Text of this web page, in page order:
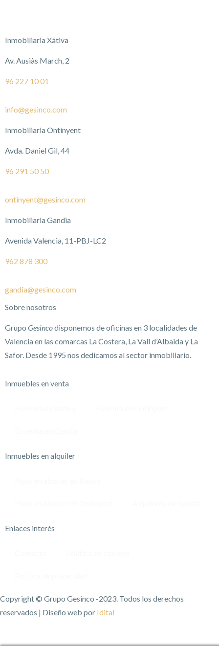
Inmobiliaria Xátiva
Av. Ausiàs March, 2
96 227 10 01
info@gesinco.com
Inmobiliaria Ontinyent
Avda. Daniel Gil, 44
96 291 50 50
ontinyent@gesinco.com
Inmobiliaria Gandia
Avenida Valencia, 11-PBJ-LC2
962 878 300
gandia@gesinco.com
Sobre nosotros
GrupoGesincodisponemos de oficinas en 3 localidades de
Valencia en las comarcas La Costera, La Vall d’Albaida y La
Safor. Desde 1995 nos dedicamos al sector inmobiliario.
Inmuebles en venta
Inmuebles en alquiler
Enlaces interés
Copyright © Grupo Gesinco -2023. Todos los derechos
reservados | Diseño web por Idital